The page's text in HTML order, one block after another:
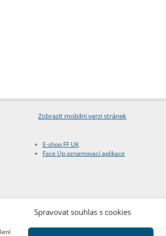
Spravovat souhlas s cookies
Zobrazit mobilní verzi stránek
E-shop FF UK
Face Up oznamovací aplikace